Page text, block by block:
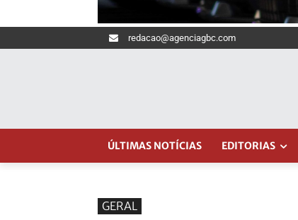
redacao@agenciagbc.com
ÚLTIMAS NOTÍCIAS EDITORIAS
GERAL